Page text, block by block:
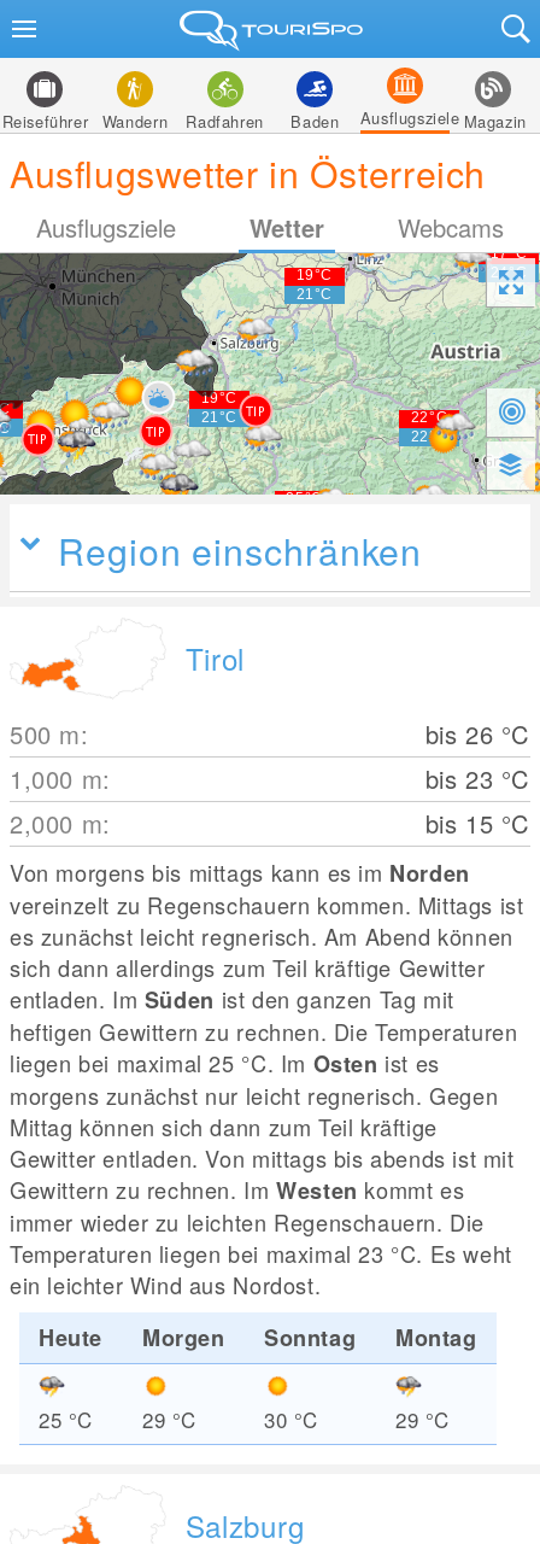
Reiseführer Wandern Radfahren Baden Ausflugsziele Magazin
Ausflugswetter in Österreich
Ausflugsziele Wetter Webcams
Region einschränken
Tirol
500 m: bis 26 °C
1,000 m: bis 23 °C
2,000 m: bis 15 °C
Von morgens bis mittags kann es im Norden
vereinzelt zu Regenschauern kommen. Mittags ist
es zunächst leicht regnerisch. Am Abend können
sich dann allerdings zum Teil kräftige Gewitter
entladen. Im Süden ist den ganzen Tag mit
heftigen Gewittern zu rechnen. Die Temperaturen
liegen bei maximal 25 °C. Im Osten ist es
morgens zunächst nur leicht regnerisch. Gegen
Mittag können sich dann zum Teil kräftige
Gewitter entladen. Von mittags bis abends ist mit
Gewittern zu rechnen. ImWesten kommt es
immer wieder zu leichten Regenschauern. Die
Temperaturen liegen bei maximal 23 °C. Es weht
ein leichter Wind aus Nordost.
Heute
Morgen Sonntag Montag
25 °C 29 °C 30 °C 29 °C
Salzburg